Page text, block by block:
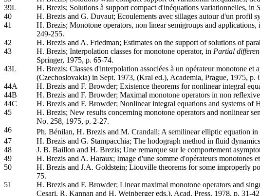
39L
H. Brezis; Solutions à support compact d'inéquations variationnelles, in
40
H. Brezis and G. Duvaut; Ecoulements avec sillages autour d'un profil
41
H. Brezis; Monotone operators, non linear semigroups and applications,
249-255.
42 H. Brezis and A. Friedman; Estimates on the support of solutions of
43
H. Brezis; Interpolation classes for monotone operator, in Partial
Springer, 1975, p. 65-74.
43L H. Brezis; Classes d'interpolation associées à un opérateur monotone et
(Czechoslovakia) in Sept. 1973, (Kral ed.), Academia, Prague, 1975, p.
44A H. Brezis and F. Browder; Existence theorems for nonlinear integral
44B
H. Brezis and F. Browder; Maximal monotone operators in non
44C
H. Brezis and F. Browder; Nonlinear integral equations and systems of
45
H. Brezis; New results concerning monotone operators and nonlinear
No. 258, 1975, p. 2-27.
46 Ph. Bénilan, H. Brezis and M. Crandall; A semilinear elliptic equation in
47
H. Brezis and G. Stampacchia; The hodograph method in fluid
48
J. B. Baillon and H. Brezis; Une remarque sur le comportement
49
H. Brezis and A. Haraux; Image d'une somme d'opérateurs monotones
50
H. Brezis and J.A. Goldstein; Liouville theorems for some improperly
75.
51 H. Brezis and F. Browder; Linear maximal monotone operators and
Cesari, R. Kannan and H. Weinberger eds.), Acad. Press, 1978, p. 31-